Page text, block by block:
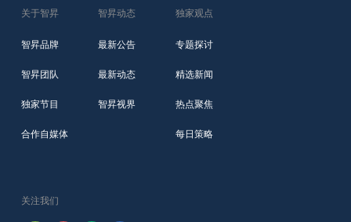
关于智昇
智昇品牌
智昇团队
独家节目
合作自媒体
智昇动态
最新公告
最新动态
智昇视界
独家观点
专题探讨
精选新闻
热点聚焦
每日策略
关注我们